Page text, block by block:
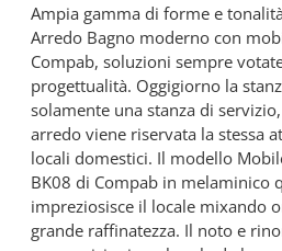
Ampia gamma di forme e
Arredo Bagno moderno con
Compab, soluzioni sempre
progettualità. Oggigiorno la
solamente una stanza di
arredo viene riservata la stessa
locali domestici. Il modello
BK08 di Compab in melaminico
impreziosisce il locale mixando
grande raffinatezza. Il noto e